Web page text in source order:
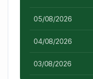
05/08/2026
04/08/2026
03/08/2026